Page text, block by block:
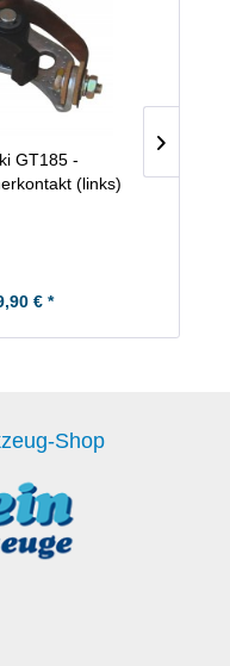
GT185 -
(links)
€ *
Shop